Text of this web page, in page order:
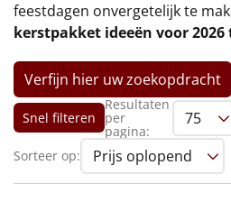
Rituals
Luxe
Mannen
Vrouwen
Duurzaam
feestdagen onvergetelijk te
kerstpakket ideeën voor
Verfijn hier uw zoekopdracht
Snel filteren
Resultaten
per
pagina:
Sorteer op: